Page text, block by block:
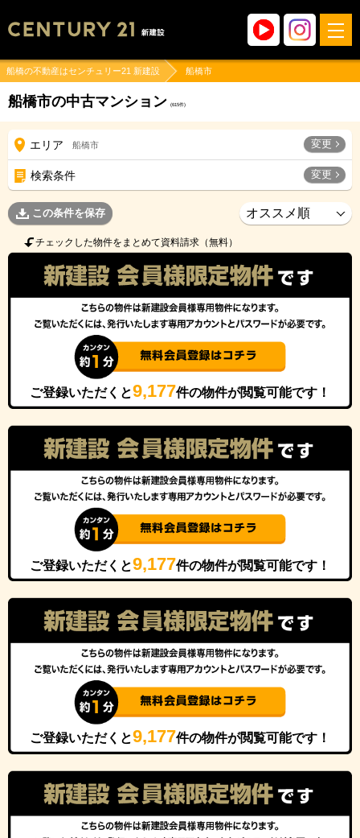
船橋の不動産はセンチュリー21 新建設 船橋市
船橋市の中古マンション (615件)
エリア 船橋市 変更
検索条件 変更
この条件を保存
チェックした物件をまとめて資料請求（無料）
ご登録いただくと9,177件の物件が閲覧可能です！
ご登録いただくと9,177件の物件が閲覧可能です！
ご登録いただくと9,177件の物件が閲覧可能です！